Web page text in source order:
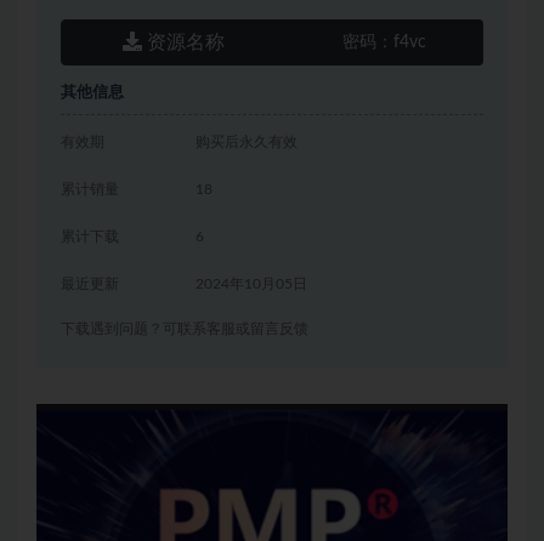
资源名称 密码： f4vc
其他信息
有效期 购买后永久有效
累计销量 18
累计下载 6
2024年10月05日
下载遇到问题？可联系客服或留言反馈